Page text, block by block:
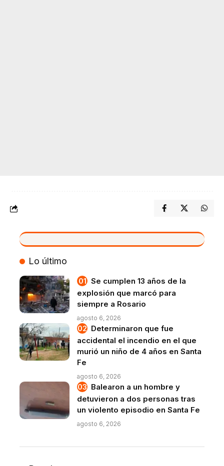
VIVO
Lo último
Se cumplen 13 años de la
explosión que marcó para
siempre a Rosario
agosto 6, 2026
Determinaron que fue
accidental el incendio en el que
murió un niño de 4 años en Santa
Fe
agosto 6, 2026
Balearon a un hombre y
detuvieron a dos personas tras
un violento episodio en Santa Fe
agosto 6, 2026